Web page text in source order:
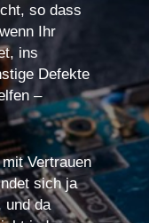
so dass
Ihr
ins
Defekte
–
Vertrauen
sich ja
und da